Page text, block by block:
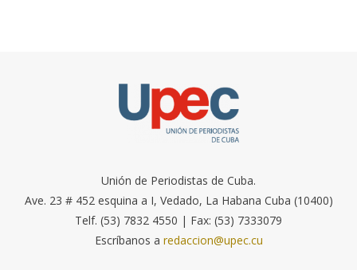
Unión de Periodistas de Cuba.
Ave. 23 # 452 esquina a I, Vedado, La Habana Cuba (10400)
Telf. (53) 7832 4550 | Fax: (53) 7333079
Escríbanos a redaccion@upec.cu